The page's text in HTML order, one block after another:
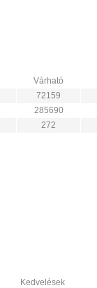
Várható
72159
285690
272
Kedvelések